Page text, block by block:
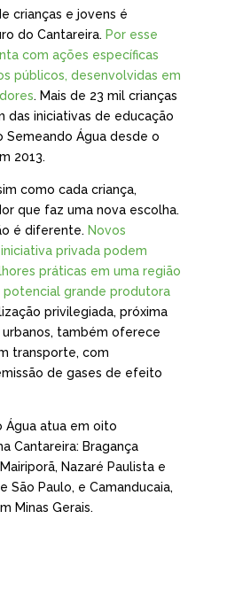
crianças e jovens é
do Cantareira. Por esse
com ações específicas
públicos, desenvolvidas em
. Mais de 23 mil crianças
das iniciativas de educação
Água desde o
2013.
como cada criança,
que faz uma nova escolha.
é diferente. Novos
privada podem
práticas em uma região
grande produtora
privilegiada, próxima
também oferece
transporte, com
de gases de efeito
Água atua em oito
Cantareira: Bragança
Nazaré Paulista e
São Paulo, e Camanducaia,
Minas Gerais.